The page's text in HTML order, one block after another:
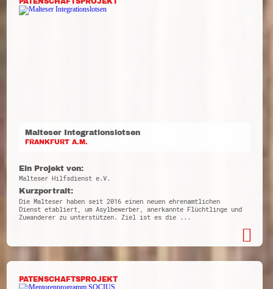
Malteser Integrationslotsen
FRANKFURT A.M.
Ein Projekt von:
Malteser Hilfsdienst e.V.
Kurzportrait:
Die Malteser haben seit 2016 einen neuen ehrenamtlichen
Dienst etabliert, um Asylbewerber, anerkannte Flüchtlinge und
Zuwanderer zu unterstützen. Ziel ist es die ...
PATENSCHAFTSPROJEKT